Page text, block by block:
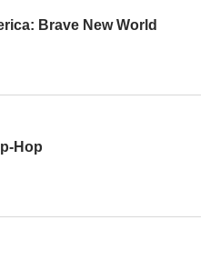
Brave New World
Hop